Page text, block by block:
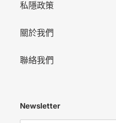
私隱政策
關於我們
聯絡我們
Newsletter